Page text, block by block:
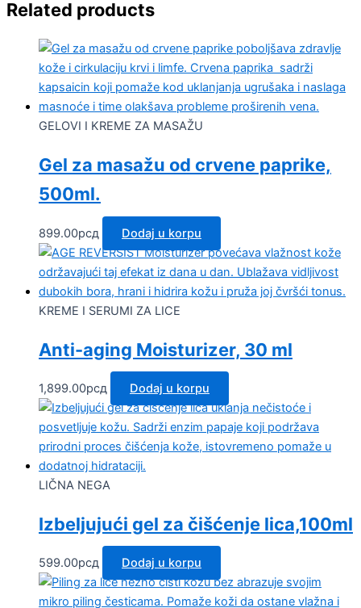
Related products
GELOVI I KREME ZA MASAŽU
Gel za masažu od crvene paprike,
500ml.
899.00рсд Dodaj u korpu
KREME I SERUMI ZA LICE
Anti-aging Moisturizer, 30 ml
1,899.00рсд Dodaj u korpu
LIČNA NEGA
Izbeljujući gel za čišćenje lica,100ml
599.00рсд Dodaj u korpu